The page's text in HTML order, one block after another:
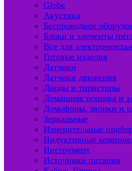
Globe
Акустика
Беспроводное
Блоки и элементы
Все для
Готовые изделия
Датчики
Датчики движения
Диоды и тиристоры
Домашняя техника и
Домофоны, звонки и
Зеркальные
Измерительные
Индуктивные
Инструмент
Источники питания